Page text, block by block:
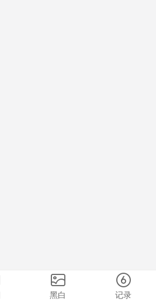
黑白 记录